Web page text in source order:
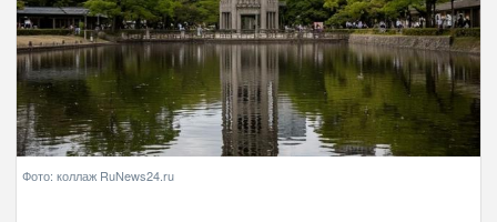
Фото: коллаж RuNews24.ru